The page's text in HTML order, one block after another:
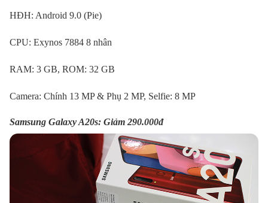
HĐH: Android 9.0 (Pie)
CPU: Exynos 7884 8 nhân
RAM: 3 GB, ROM: 32 GB
Camera: Chính 13 MP & Phụ 2 MP, Selfie: 8 MP
Samsung Galaxy A20s: Giảm 290.000đ